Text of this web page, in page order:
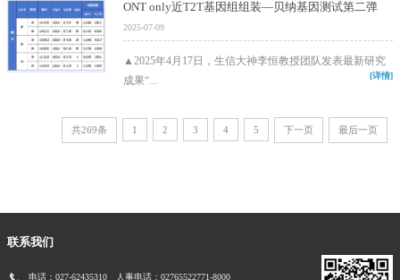
ONT only近T2T基因组组装—贝纳基因测试第二弹
2025-07-09
▲2025年4月17日，生信大神李恒教授团队发表最新研究
成果“...
[详情]
共269条 1 2 3 4 5 下一页 最后一页
联系我们
电话：027-62435310 人事电话：02765522771-8000